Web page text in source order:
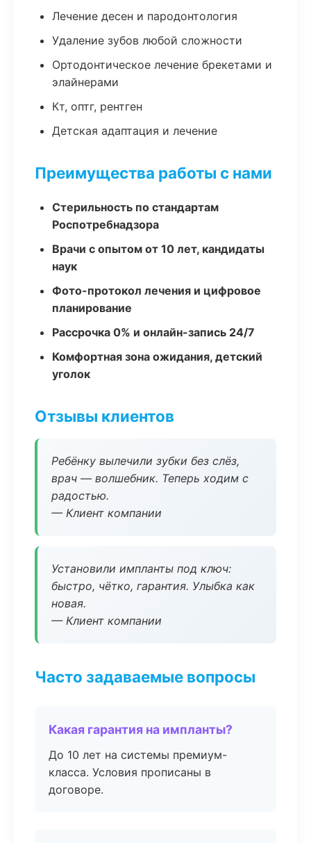
Лечение десен и пародонтология
Удаление зубов любой сложности
Ортодонтическое лечение брекетами и
элайнерами
Кт, оптг, рентген
Детская адаптация и лечение
Преимущества работы с нами
Стерильность по стандартам
Роспотребнадзора
Врачи с опытом от 10 лет, кандидаты
наук
Фото-протокол лечения и цифровое
планирование
Рассрочка 0% и онлайн-запись 24/7
Комфортная зона ожидания, детский
уголок
Отзывы клиентов
Ребёнку вылечили зубки без слёз,
врач — волшебник. Теперь ходим с
радостью.
— Клиент компании
Установили импланты под ключ:
быстро, чётко, гарантия. Улыбка как
новая.
— Клиент компании
Часто задаваемые вопросы
Какая гарантия на импланты?
До 10 лет на системы премиум-
класса. Условия прописаны в
договоре.